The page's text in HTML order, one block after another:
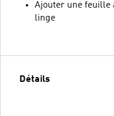
Ajouter une feuille
linge
Détails